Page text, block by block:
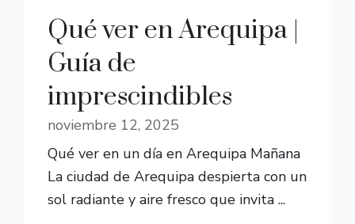
Qué ver en Arequipa |
Guía de
imprescindibles
noviembre 12, 2025
Qué ver en un día en Arequipa Mañana
La ciudad de Arequipa despierta con un
sol radiante y aire fresco que invita ...